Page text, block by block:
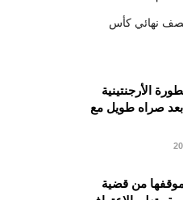
نهائي كأس
الأرجنتينية
صراه طويل مع
موقفها من قضية